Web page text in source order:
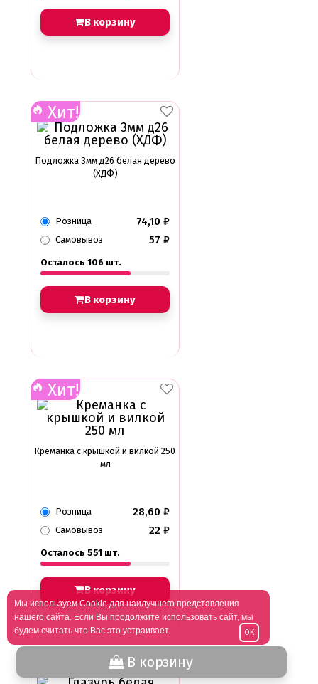
В корзину
В корзину
Хит!
Подложка 3мм д26 белая дерево
(ХДФ)
Розница 74,10 ₽
Самовывоз 57 ₽
Осталось 106 шт.
В корзину
Хит!
Креманка с крышкой и вилкой 250
мл
Розница 28,60 ₽
Самовывоз 22 ₽
Осталось 551 шт.
В корзину
Мы используем Cookie для наилучшего представления
нашего сайта. Если Вы продолжите использовать сайт, мы
будем считать что Вас это устраивает.
OK